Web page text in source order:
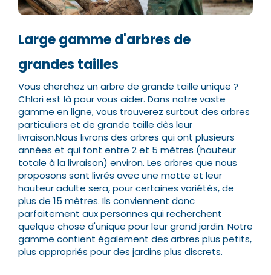
Large gamme d'arbres de
grandes tailles
Vous cherchez un arbre de grande taille unique ?
Chlori est là pour vous aider. Dans notre vaste
gamme en ligne, vous trouverez surtout des arbres
particuliers et de grande taille dès leur
livraison.Nous livrons des arbres qui ont plusieurs
années et qui font entre 2 et 5 mètres (hauteur
totale à la livraison) environ. Les arbres que nous
proposons sont livrés avec une motte et leur
hauteur adulte sera, pour certaines variétés, de
plus de 15 mètres. Ils conviennent donc
parfaitement aux personnes qui recherchent
quelque chose d'unique pour leur grand jardin. Notre
gamme contient également des arbres plus petits,
plus appropriés pour des jardins plus discrets.